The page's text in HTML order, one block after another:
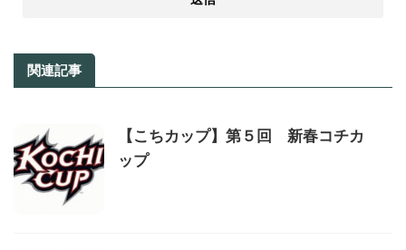
関連記事
【こちカップ】第５回 新春コチカ
ップ